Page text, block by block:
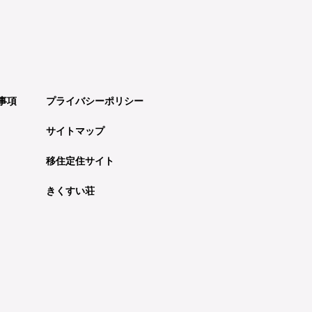
項 プライバシーポリシー
サイトマップ
移住定住サイト
きくすい荘